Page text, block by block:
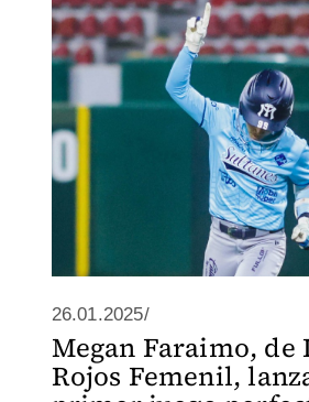
26.01.2025/
Megan Faraimo, de
Rojos Femenil,